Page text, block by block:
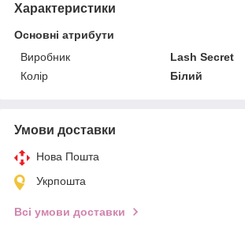
Характеристики
Основні атрибути
Виробник
Lash Secret
Колір
Білий
Умови доставки
Нова Пошта
Укрпошта
Всі умови доставки